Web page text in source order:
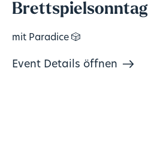
Brettspielsonntag
mit Paradice 🎲
Event Details öffnen